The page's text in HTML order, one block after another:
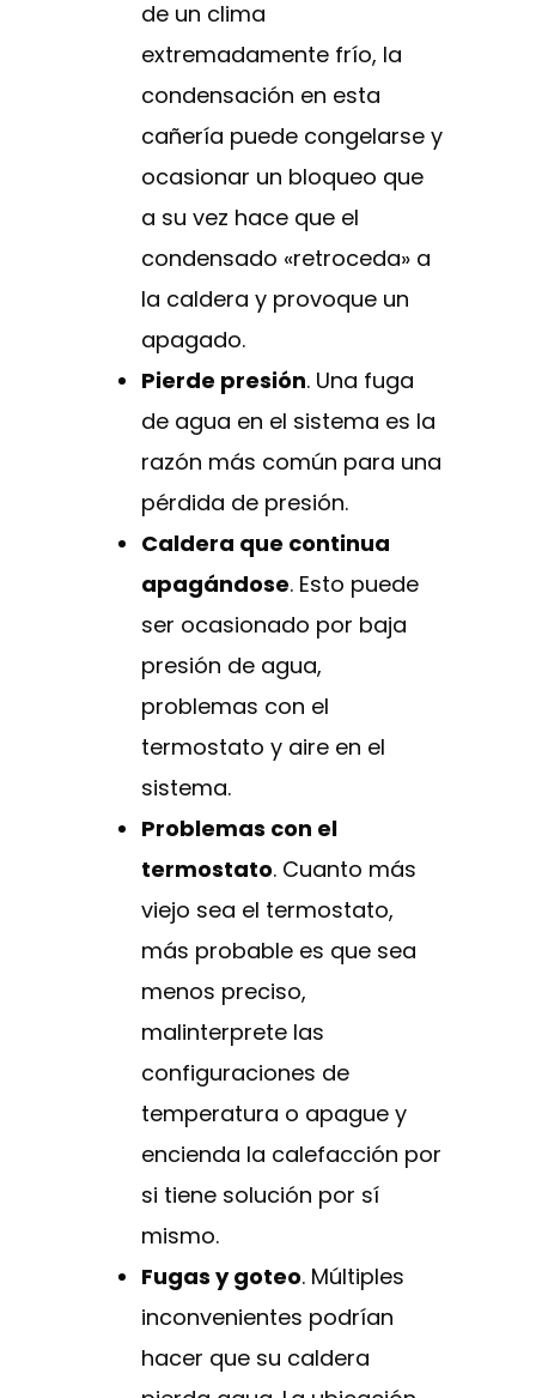
de un clima
extremadamente frío, la
condensación en esta
cañería puede congelarse y
ocasionar un bloqueo que
a su vez hace que el
condensado «retroceda» a
la caldera y provoque un
apagado.
Pierde presión. Una fuga
de agua en el sistema es la
razón más común para una
pérdida de presión.
Caldera que continua
apagándose. Esto puede
ser ocasionado por baja
presión de agua,
problemas con el
termostato y aire en el
sistema.
Problemas con el
termostato. Cuanto más
viejo sea el termostato,
más probable es que sea
menos preciso,
malinterprete las
configuraciones de
temperatura o apague y
encienda la calefacción por
si tiene solución por sí
mismo.
Fugas y goteo. Múltiples
inconvenientes podrían
hacer que su caldera